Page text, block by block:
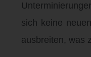
sich keine
ausbreiten, was